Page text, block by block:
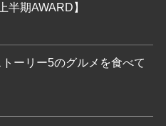
半期AWARD】
ーリー5のグルメを食べて